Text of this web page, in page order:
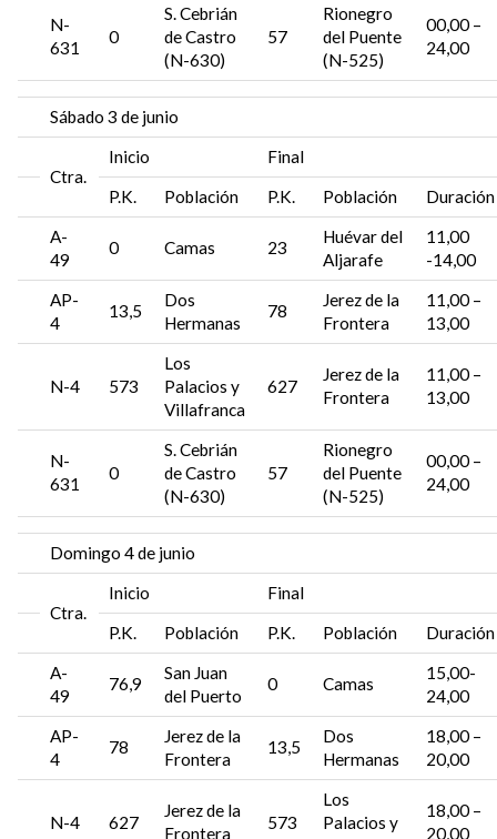
N-
631
0
S. Cebrián
de Castro
(N-630)
57
Rionegro
del Puente
(N-525)
00,00 –
24,00
Sábado 3 de junio
Ctra.
Inicio
Final
P.K.
Población P.K. Población
Duración
A-
49
0 Camas 23
Huévar del
Aljarafe
11,00
-14,00
AP-
4
13,5
Dos
Hermanas
78
Jerez de la
Frontera
11,00 –
13,00
N-4 573
Los
Palacios y
Villafranca
627
Jerez de la
Frontera
11,00 –
13,00
N-
631
0
S. Cebrián
de Castro
(N-630)
57
Rionegro
del Puente
(N-525)
00,00 –
24,00
Domingo 4 de junio
Ctra.
Inicio
Final
P.K.
Población P.K. Población
Duración
A-
49
76,9
San Juan
del Puerto
0 Camas
15,00-
24,00
AP-
4
78
Jerez de la
Frontera
13,5
Dos
Hermanas
18,00 –
20,00
N-4 627
Jerez de la
Frontera
573
Los
Palacios y
18,00 –
20,00